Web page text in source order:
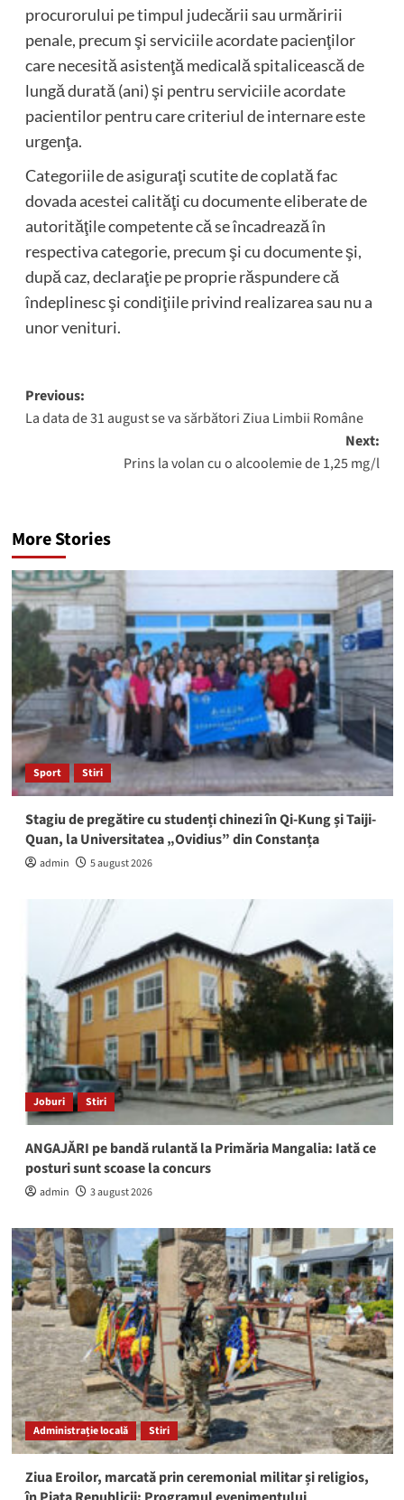
procurorului pe timpul judecării sau urmăririi
penale, precum şi serviciile acordate pacienţilor
care necesită asistenţă medicală spitalicească de
lungă durată (ani) şi pentru serviciile acordate
pacientilor pentru care criteriul de internare este
urgenţa.
Categoriile de asiguraţi scutite de coplată fac
dovada acestei calităţi cu documente eliberate de
autorităţile competente că se încadrează în
respectiva categorie, precum şi cu documente şi,
după caz, declaraţie pe proprie răspundere că
îndeplinesc şi condiţiile privind realizarea sau nu a
unor venituri.
Post
navigation
Previous:
La data de 31 august se va sărbători Ziua Limbii Române
Next:
Prins la volan cu o alcoolemie de 1,25 mg/l
More Stories
Sport Stiri
Stagiu de pregătire cu studenți chinezi în Qi-Kung și Taiji-
Quan, la Universitatea „Ovidius” din Constanța
admin 5 august 2026
Joburi Stiri
ANGAJĂRI pe bandă rulantă la Primăria Mangalia: Iată ce
posturi sunt scoase la concurs
admin 3 august 2026
Administrație locală Stiri
Ziua Eroilor, marcată prin ceremonial militar și religios,